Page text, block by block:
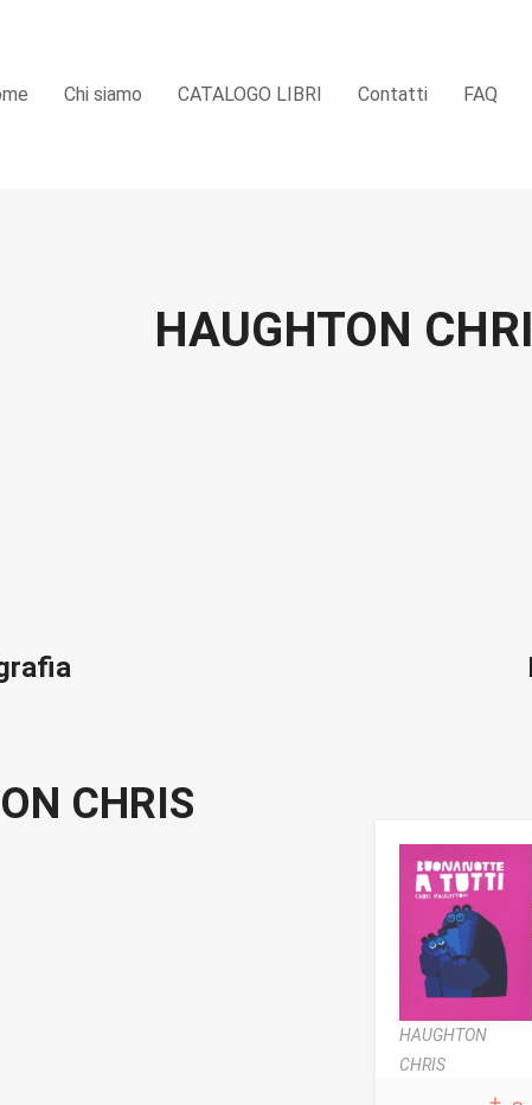
Chi siamo CATALOGO LIBRI Contatti FAQ
HAUGHTON
CHRIS
HAUGHTON
CHRIS